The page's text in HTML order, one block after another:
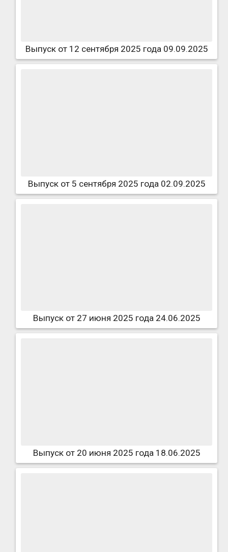
Выпуск от 12 сентября 2025 года 09.09.2025
Выпуск от 5 сентября 2025 года 02.09.2025
Выпуск от 27 июня 2025 года 24.06.2025
Выпуск от 20 июня 2025 года 18.06.2025